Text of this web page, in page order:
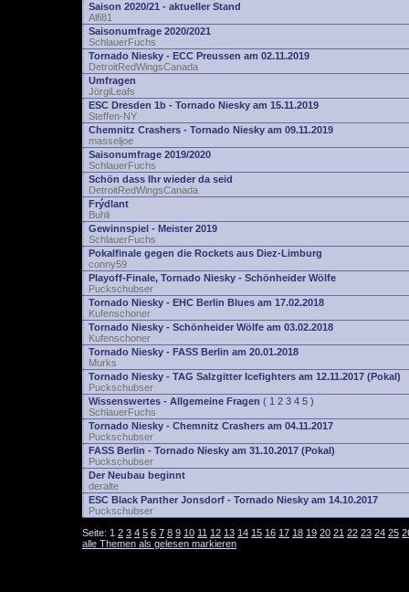
Saison 2020/21 - aktueller Stand
Alfi81
Saisonumfrage 2020/2021
SchlauerFuchs
Tornado Niesky - ECC Preussen am 02.11.2019
DetroitRedWingsCanada
Umfragen
JörgiLeafs
ESC Dresden 1b - Tornado Niesky am 15.11.2019
Steffen-NY
Chemnitz Crashers - Tornado Niesky am 09.11.2019
masseljoe
Saisonumfrage 2019/2020
SchlauerFuchs
Schön dass Ihr wieder da seid
DetroitRedWingsCanada
Frýdlant
Buhli
Gewinnspiel - Meister 2019
SchlauerFuchs
Pokalfinale gegen die Rockets aus Diez-Limburg
conny59
Playoff-Finale, Tornado Niesky - Schönheider Wölfe
Puckschubser
Tornado Niesky - EHC Berlin Blues am 17.02.2018
Kufenschoner
Tornado Niesky - Schönheider Wölfe am 03.02.2018
Kufenschoner
Tornado Niesky - FASS Berlin am 20.01.2018
Murks
Tornado Niesky - TAG Salzgitter Icefighters am 12.11.2017 (Pokal)
Puckschubser
Wissenswertes - Allgemeine Fragen ( 1 2 3 4 5 )
SchlauerFuchs
Tornado Niesky - Chemnitz Crashers am 04.11.2017
Puckschubser
FASS Berlin - Tornado Niesky am 31.10.2017 (Pokal)
Puckschubser
Der Neubau beginnt
deralte
ESC Black Panther Jonsdorf - Tornado Niesky am 14.10.2017
Puckschubser
Seite: 1 2 3 4 5 6 7 8 9 10 11 12 13 14 15 16 17 18 19 20 21 22 23 24 25
alle Themen als gelesen markieren